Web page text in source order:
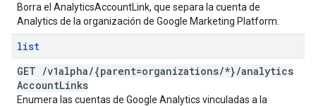
Borra el AnalyticsAccountLink, que separa la cuenta de
Analytics de la organización de Google Marketing Platform.
list
GET /v1alpha/{parent=organizations/*}/analytics
AccountLinks
Enumera las cuentas de Google Analytics vinculadas a la